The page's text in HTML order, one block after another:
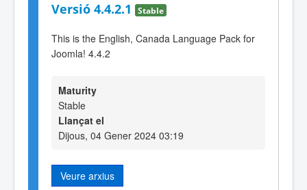
Versió 4.4.2.1 Stable
This is the English, Canada Language Pack for
Joomla! 4.4.2
Maturity
Stable
Llançat el
Dijous, 04 Gener 2024 03:19
Veure arxius